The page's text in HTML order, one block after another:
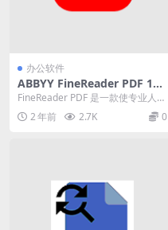
办公软件
ABBYY FineReader PDF 16.
0.14.7295 中文破解版
FineReader PDF 是一款使专业人士
能够最大限度地提高数字工作场所
的效...2 年前 2.7K 0